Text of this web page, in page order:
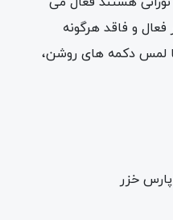
و فاقد هرگونه
لمس دکمه های روشن،
خزر